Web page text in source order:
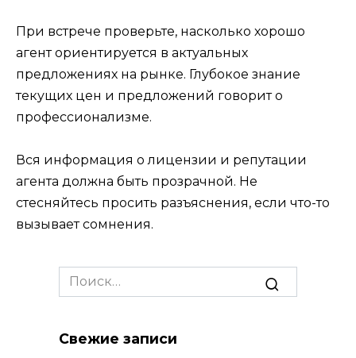
При встрече проверьте, насколько хорошо
агент ориентируется в актуальных
предложениях на рынке. Глубокое знание
текущих цен и предложений говорит о
профессионализме.
Вся информация о лицензии и репутации
агента должна быть прозрачной. Не
стесняйтесь просить разъяснения, если что-то
вызывает сомнения.
Search
for:
Свежие записи